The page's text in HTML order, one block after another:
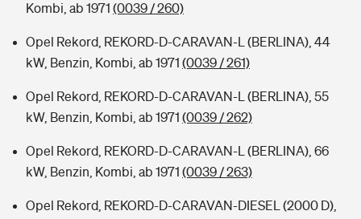
Kombi, ab 1971 (0039 / 260)
Opel Rekord, REKORD-D-CARAVAN-L (BERLINA), 44
kW, Benzin, Kombi, ab 1971 (0039 / 261)
Opel Rekord, REKORD-D-CARAVAN-L (BERLINA), 55
kW, Benzin, Kombi, ab 1971 (0039 / 262)
Opel Rekord, REKORD-D-CARAVAN-L (BERLINA), 66
kW, Benzin, Kombi, ab 1971 (0039 / 263)
Opel Rekord, REKORD-D-CARAVAN-DIESEL (2000 D),